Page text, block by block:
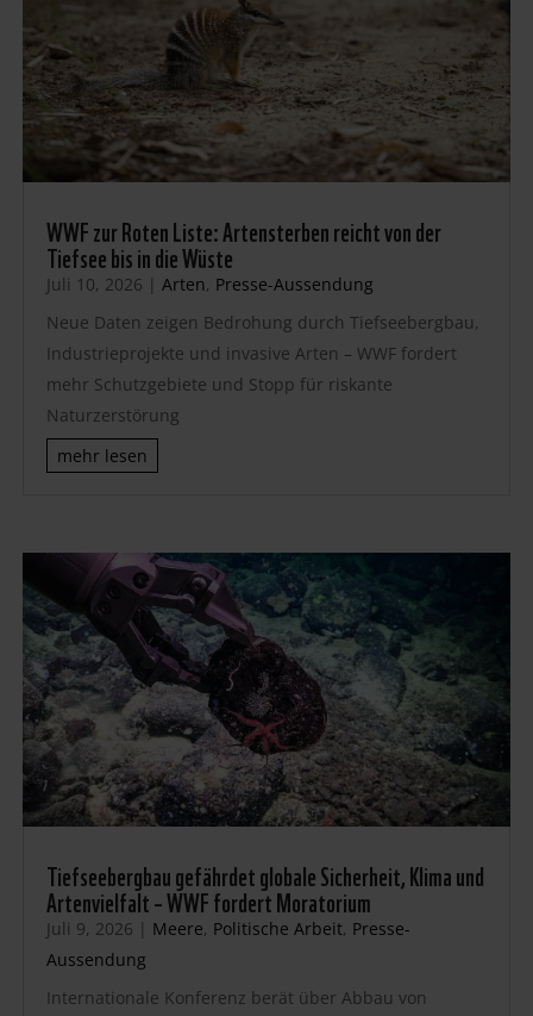
WWF zur Roten Liste: Artensterben reicht von der
Tiefsee bis in die Wüste
Juli 10, 2026 | Arten, Presse-Aussendung
Neue Daten zeigen Bedrohung durch Tiefseebergbau,
Industrieprojekte und invasive Arten – WWF fordert
mehr Schutzgebiete und Stopp für riskante
Naturzerstörung
mehr lesen
Tiefseebergbau gefährdet globale Sicherheit, Klima und
Artenvielfalt – WWF fordert Moratorium
Juli 9, 2026 | Meere, Politische Arbeit, Presse-
Aussendung
Internationale Konferenz berät über Abbau von